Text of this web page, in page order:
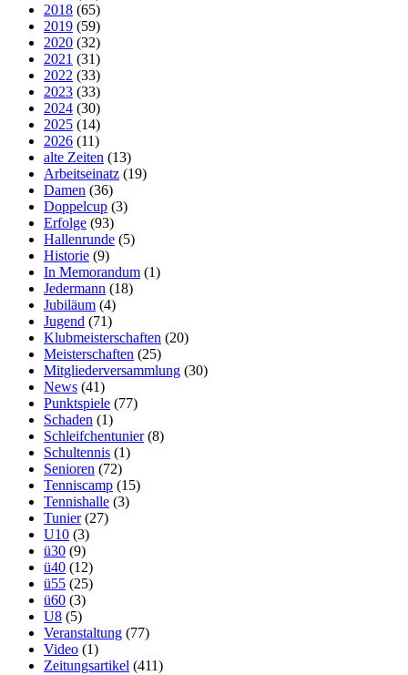
2018 (65)
2019 (59)
2020 (32)
2021 (31)
2022 (33)
2023 (33)
2024 (30)
2025 (14)
2026 (11)
alte Zeiten (13)
Arbeitseinatz (19)
Damen (36)
Doppelcup (3)
Erfolge (93)
Hallenrunde (5)
Historie (9)
In Memorandum (1)
Jedermann (18)
Jubiläum (4)
Jugend (71)
Klubmeisterschaften (20)
Meisterschaften (25)
Mitgliederversammlung (30)
News (41)
Punktspiele (77)
Schaden (1)
Schleifchentunier(8)
Schultennis (1)
Senioren (72)
Tenniscamp (15)
Tennishalle (3)
Tunier(27)
U10 (3)
ü30 (9)
ü40 (12)
ü55 (25)
ü60 (3)
U8 (5)
Veranstaltung (77)
Video (1)
Zeitungsartikel (411)